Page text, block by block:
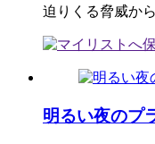
迫りくる脅威か
明るい夜のプ